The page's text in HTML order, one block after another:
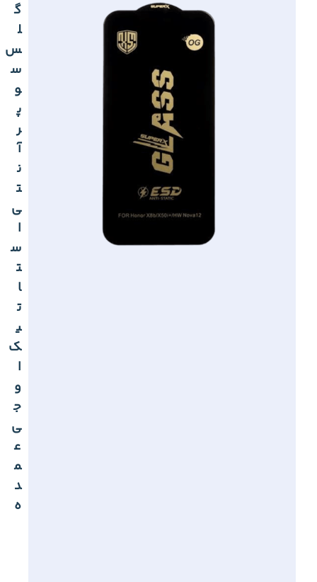
گ
ل
س
س
و
پ
ر
آ
ن
ت
ی
ا
س
ت
ا
ت
ی
ک
ا
و
ج
ی
ع
م
د
ه